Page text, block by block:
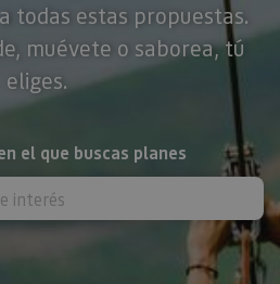
todas estas propuestas.
muévete o saborea, tú
eliges.
el que buscas planes